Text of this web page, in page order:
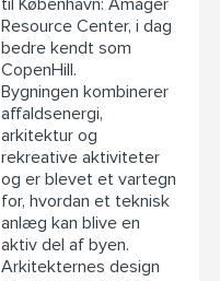
Resource Center, i dag
bedre kendt som
CopenHill.
Bygningen kombinerer
affaldsenergi,
arkitektur og
rekreative aktiviteter
og er blevet et vartegn
for, hvordan et teknisk
anlæg kan blive en
aktiv del af byen.
Arkitekternes design